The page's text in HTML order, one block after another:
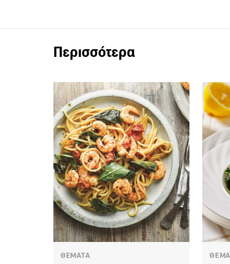
Περισσότερα
ΘΕΜΑΤΑ